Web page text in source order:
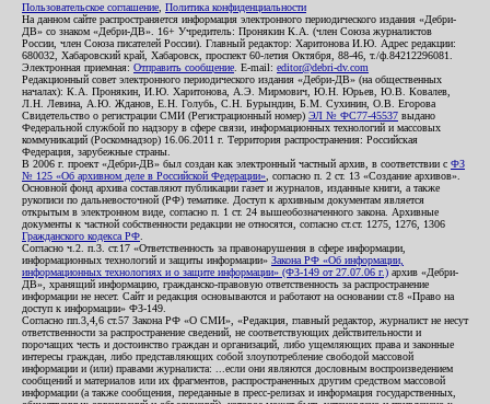
Пользовательское соглашение Политика конфиденциальности
На данном сайте распространяется информация электронного периодического издания «Дебри-
ДВ» со знаком «Дебри-ДВ». 16+ Учредитель: Пронякин К.А. (член Союза журналистов
России, член Союза писателей России). Главный редактор: Харитонова И.Ю. Адрес редакции:
680032, Хабаровский край, Хабаровск, проспект 60-летия Октября, 88-46, т./ф.84212296081.
Электронная приемная: Отправить сообщение . E-mail: editor@debri-dv.com
Редакционный совет электронного периодического издания «Дебри-ДВ» (на общественных
началах): К.А. Пронякин, И.Ю. Харитонова, А.Э. Мирмович, Ю.Н. Юрьев, Ю.В. Ковалев,
Л.Н. Левина, А.Ю. Жданов, Е.Н. Голубь, С.Н. Бурындин, Б.М. Сухинин, О.В. Егорова
Свидетельство о регистрации СМИ (Регистрационный номер) ЭЛ № ФС77-45537 выдано
Федеральной службой по надзору в сфере связи, информационных технологий и массовых
коммуникаций (Роскомнадзор) 16.06.2011 г. Территория распространения: Российская
Федерация, зарубежные страны.
В 2006 г. проект «Дебри-ДВ» был создан как электронный частный архив, в соответствии с ФЗ
№ 125 «Об архивном деле в Российской Федерации» , согласно п. 2 ст. 13 «Создание архивов».
Основной фонд архива составляют публикации газет и журналов, изданные книги, а также
рукописи по дальневосточной (РФ) тематике. Доступ к архивным документам является
открытым в электронном виде, согласно п. 1 ст. 24 вышеобозначенного закона. Архивные
документы к частной собственности редакции не относятся, согласно ст.ст. 1275, 1276, 1306
Гражданского кодекса РФ
Согласно ч.2. п.3. ст.17 «Ответственность за правонарушения в сфере информации,
информационных технологий и защиты информации» Закона РФ «Об информации,
информационных технологиях и о защите информации» (ФЗ-149 от 27.07.06 г.) архив «Дебри-
ДВ», хранящий информацию, гражданско-правовую ответственность за распространение
информации не несет. Сайт и редакция основываются и работают на основании ст.8 «Право на
доступ к информации» ФЗ-149.
Согласно пп.3,4,6 ст.57 Закона РФ «О СМИ», «Редакция, главный редактор, журналист не несут
ответственности за распространение сведений, не соответствующих действительности и
порочащих честь и достоинство граждан и организаций, либо ущемляющих права и законные
интересы граждан, либо представляющих собой злоупотребление свободой массовой
информации и (или) правами журналиста: ...если они являются дословным воспроизведением
сообщений и материалов или их фрагментов, распространенных другим средством массовой
информации (а также сообщения, переданные в пресс-релизах и информация государственных,